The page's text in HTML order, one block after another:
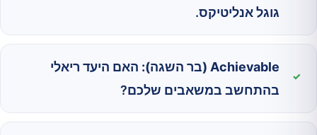
גוגל אנליטיקס.
Achievable (בר השגה):
האם היעד ריאלי
בהתחשב במשאבים שלכם?